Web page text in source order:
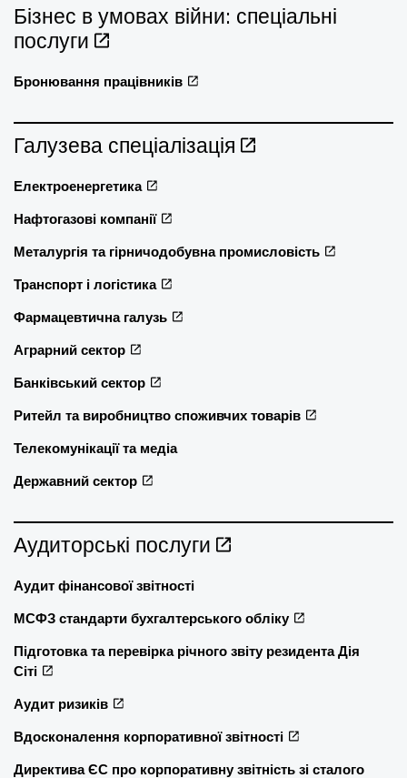
Бізнес в умовах війни: спеціальні
послуги
Бронювання працівників
Галузева спеціалізація
Електроенергетика
Нафтогазові компанії
Металургія та гірничодобувна промисловість
Транспорт і логістика
Фармацевтична галузь
Аграрний сектор
Банківський сектор
Ритейл та виробництво споживчих товарів
Телекомунікації та медіа
Державний сектор
Аудиторські послуги
Аудит фінансової звітності
МСФЗ стандарти бухгалтерського обліку
Підготовка та перевірка річного звіту резидента Дія
Сіті
Аудит ризиків
Вдосконалення корпоративної звітності
Директива ЄС про корпоративну звітність зі сталого